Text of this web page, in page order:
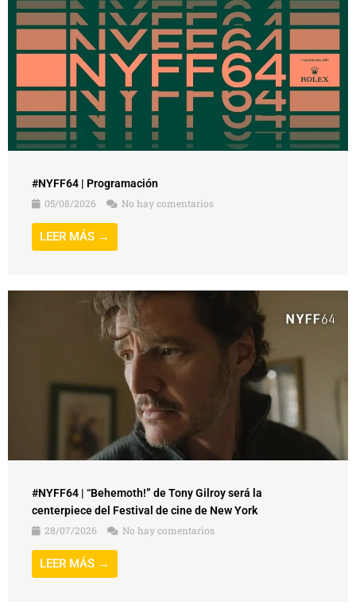
#NYFF64 | Programación
05/08/2026
No hay comentarios
LEER MÁS →
#NYFF64 | “Behemoth!” de Tony Gilroy será la
centerpiece del Festival de cine de New York
28/07/2026
No hay comentarios
LEER MÁS →